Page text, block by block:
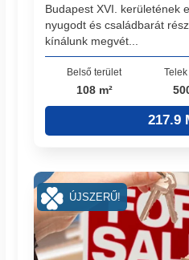
Budapest XVI. kerületének
nyugodt és családbarát
kínálunk megvét...
Belső terület
108 m²
217.9
ÚJSZERŰ!